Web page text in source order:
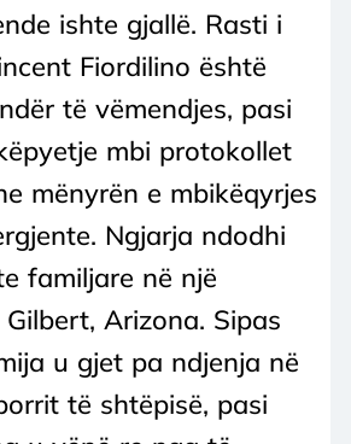
ishte gjallë. Rasti i
Fiordilino është
të vëmendjes, pasi
mbi protokollet
mënyrën e mbikëqyrjes
Ngjarja ndodhi
familjare në një
Arizona. Sipas
u gjet pa ndjenja në
të shtëpisë, pasi